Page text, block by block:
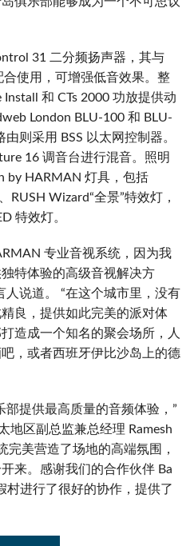
31 二分频扬声器，其与
合使用，可增强低音效果。整
和 CTs 2000 功放提供动
London BLU-100 和 BLU-
则采用 BSS 以太网控制器。
16 调音台进行混音。照明
by HARMAN 灯具，包括
RUSH Wizard“全景”特效灯，
特效灯。
专业音视系统，因为我
特体验的高级音视解决方
人说道。 “在这个城市里，没有
良，提供如此完美的派对体
造成一个知名的聚会场所，人
，或者西班牙伊比沙岛上的德
部提供最高质量的音频体验，”
地区副总监兼总经理 Ramesh
完美营造了场地的高端氛围，
来。感谢我们的合作伙伴 Ba
村进行了很好的协作，提供了